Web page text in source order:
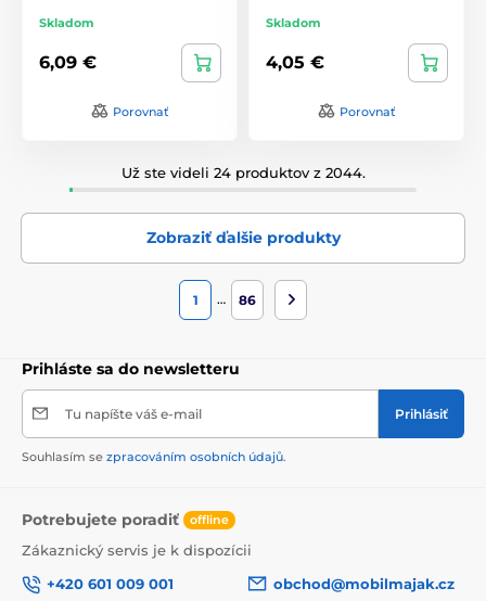
Skladom
6,09 €
Porovnať
Skladom
4,05 €
Porovnať
Už ste videli 24 produktov z 2044.
Zobraziť ďalšie produkty
1 … 86
Prihláste sa do newsletteru
Tu napíšte váš e-mail Prihlásiť
Souhlasím se zpracováním osobních údajů.
Potrebujete poradiť offline
Zákaznický servis je k dispozícii
+420 601 009 001
obchod@mobilmajak.cz